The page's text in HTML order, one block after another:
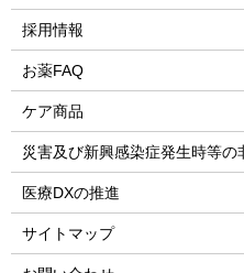
採用情報
お薬FAQ
ケア商品
災害及び新興感染症発生時等
医療DXの推進
サイトマップ